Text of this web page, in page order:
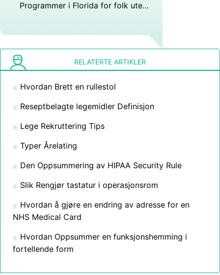
Programmer i Florida for folk uten helseforsikring
RELATERTE ARTIKLER
Hvordan Brett en rullestol
Reseptbelagte legemidler Definisjon
Lege Rekruttering Tips
Typer Årelating
Den Oppsummering av HIPAA Security Rule
Slik Rengjør tastatur i operasjonsrom
Hvordan å gjøre en endring av adresse for en
NHS Medical Card
Hvordan Oppsummer en funksjonshemming i
fortellende form